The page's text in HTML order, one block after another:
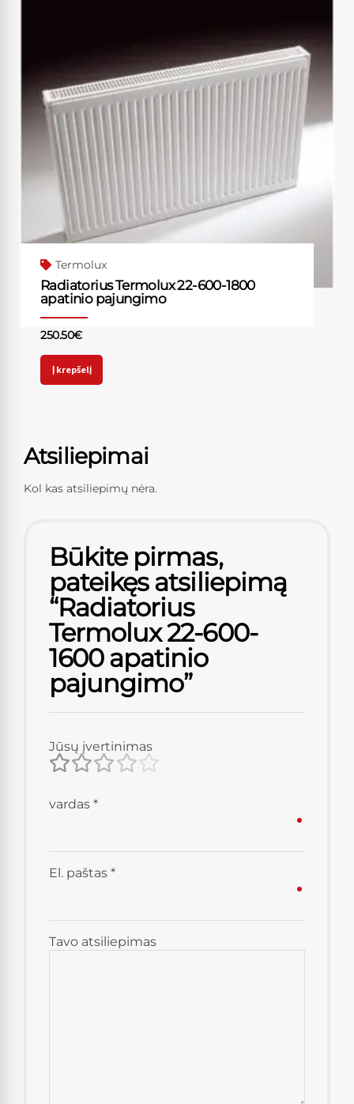
Termolux
Radiatorius Termolux 22-600-1800
apatinio pajungimo
250.50€
Į krepšelį
Atsiliepimai
Kol kas atsiliepimų nėra.
Būkite pirmas,
pateikęs atsiliepimą
“Radiatorius
Termolux 22-600-
1600 apatinio
pajungimo”
Jūsų įvertinimas
Tavo atsiliepimas
vardas *
El. paštas *